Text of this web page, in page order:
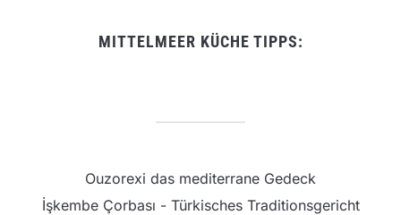
MITTELMEER KÜCHE TIPPS:
Ouzorexi das mediterrane Gedeck
İşkembe Çorbası - Türkisches Traditionsgericht